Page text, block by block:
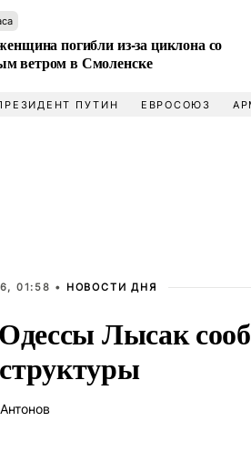
погибли из-за циклона со
ветром в Смоленске
ПУТИН ЕВРОСОЮЗ
01:58 • НОВОСТИ ДНЯ
Лысак